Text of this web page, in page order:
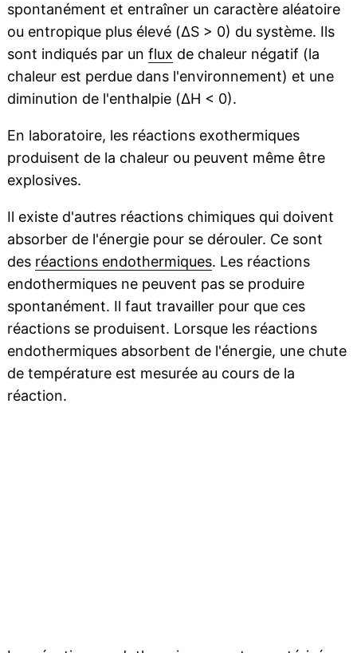
spontanément et entraîner un caractère aléatoire
ou entropique plus élevé (ΔS > 0 ) du système. Ils
sont indiqués par un flux de chaleur négatif (la
chaleur est perdue dans l'environnement) et une
diminution de l'enthalpie (ΔH < 0).
En laboratoire, les réactions exothermiques
produisent de la chaleur ou peuvent même être
explosives.
Il existe d'autres réactions chimiques qui doivent
absorber de l'énergie pour se dérouler. Ce sont
des réactions endothermiques. Les réactions
endothermiques ne peuvent pas se produire
spontanément. Il faut travailler pour que ces
réactions se produisent. Lorsque les réactions
endothermiques absorbent de l'énergie, une chute
de température est mesurée au cours de la
réaction.